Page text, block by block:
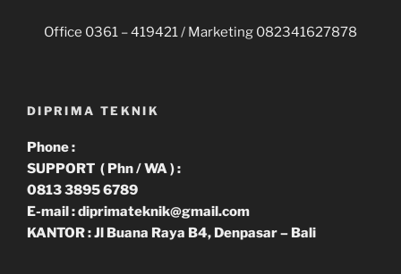
Office 0361 – 419421 / Marketing 082341627878
DIPRIMA TEKNIK
Phone :
SUPPORT ( Phn / WA ) :
0813 3895 6789
E-mail : diprimateknik@gmail.com
KANTOR : Jl Buana Raya B4, Denpasar – Bali